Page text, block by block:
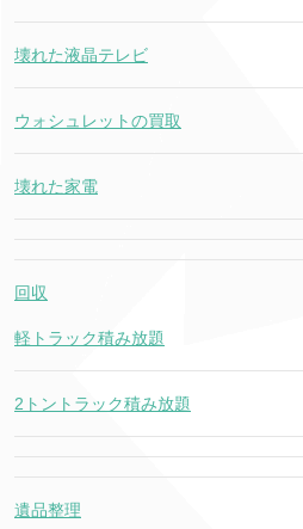
壊れた液晶テレビ
ウォシュレットの買取
壊れた家電
回収
軽トラック積み放題
2トントラック積み放題
遺品整理